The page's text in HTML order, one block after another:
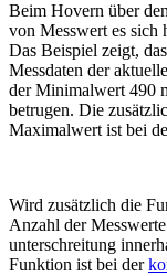
Beim Hovern über
von Messwert es sich
Das Beispiel zeigt,
Messdaten der
der Minimalwert 490
betrugen. Die
Maximalwert ist bei
Wird zusätzlich die
Anzahl der
unterschreitung
Funktion ist bei der